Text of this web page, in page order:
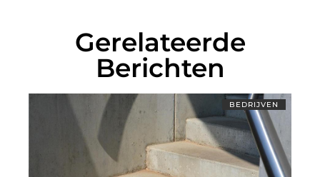
Gerelateerde
Berichten
BEDRIJVEN